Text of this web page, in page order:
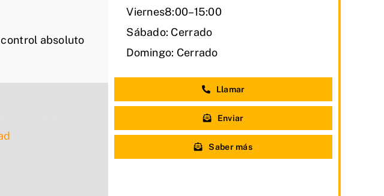
absoluto
Viernes8:00–15:00
Sábado: Cerrado
Domingo: Cerrado
Llamar
Enviar
Saber más